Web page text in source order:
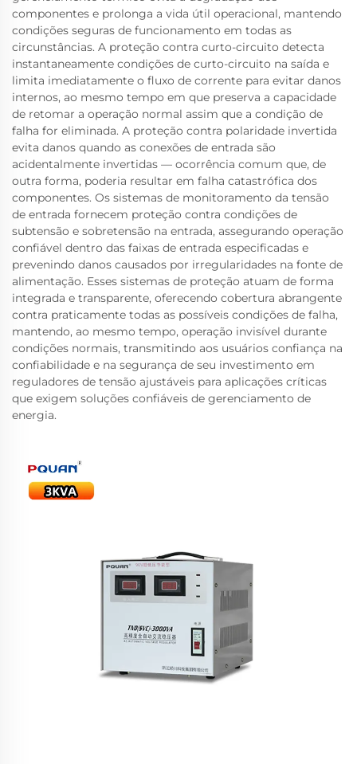
componentes e prolonga a vida útil operacional, mantendo
condições seguras de funcionamento em todas as
circunstâncias. A proteção contra curto-circuito detecta
instantaneamente condições de curto-circuito na saída e
limita imediatamente o fluxo de corrente para evitar danos
internos, ao mesmo tempo em que preserva a capacidade
de retomar a operação normal assim que a condição de
falha for eliminada. A proteção contra polaridade invertida
evita danos quando as conexões de entrada são
acidentalmente invertidas — ocorrência comum que, de
outra forma, poderia resultar em falha catastrófica dos
componentes. Os sistemas de monitoramento da tensão
de entrada fornecem proteção contra condições de
subtensão e sobretensão na entrada, assegurando operação
confiável dentro das faixas de entrada especificadas e
prevenindo danos causados por irregularidades na fonte de
alimentação. Esses sistemas de proteção atuam de forma
integrada e transparente, oferecendo cobertura abrangente
contra praticamente todas as possíveis condições de falha,
mantendo, ao mesmo tempo, operação invisível durante
condições normais, transmitindo aos usuários confiança na
confiabilidade e na segurança de seu investimento em
reguladores de tensão ajustáveis para aplicações críticas
que exigem soluções confiáveis de gerenciamento de
energia.